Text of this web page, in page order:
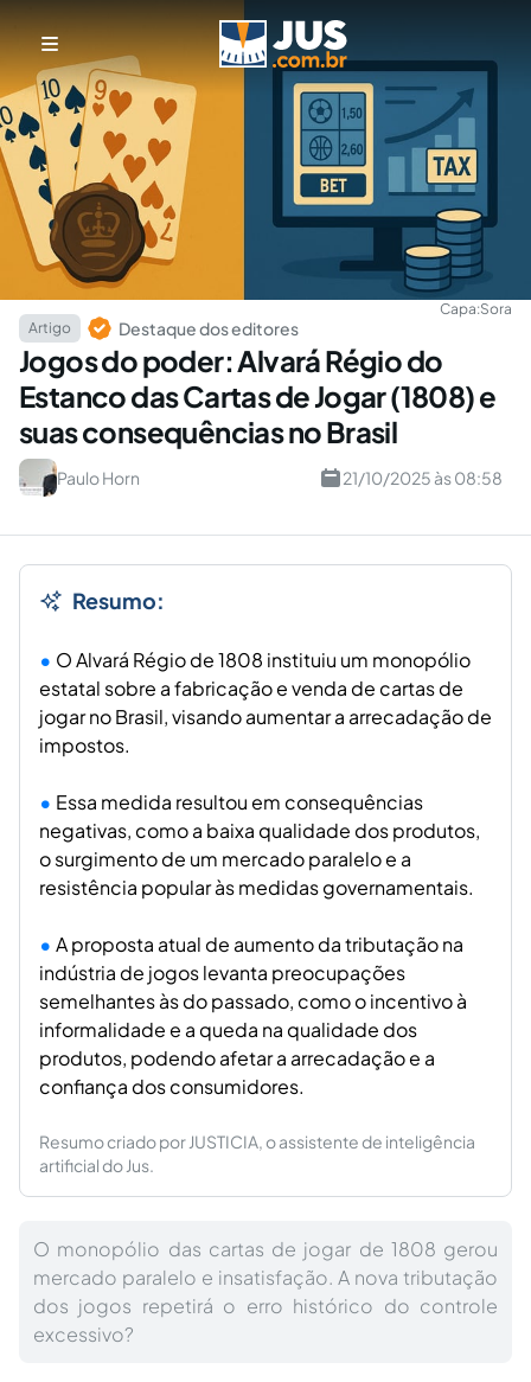
Capa:Sora
Artigo
Destaque dos editores
Jogos do poder: Alvará Régio do
Estanco das Cartas de Jogar (1808) e
suas consequências no Brasil
Paulo Horn 21/10/2025 às 08:58
Resumo:
O Alvará Régio de 1808 instituiu um monopólio
estatal sobre a fabricação e venda de cartas de
jogar no Brasil, visando aumentar a arrecadação de
impostos.
Essa medida resultou em consequências
negativas, como a baixa qualidade dos produtos,
o surgimento de um mercado paralelo e a
resistência popular às medidas governamentais.
A proposta atual de aumento da tributação na
indústria de jogos levanta preocupações
semelhantes às do passado, como o incentivo à
informalidade e a queda na qualidade dos
produtos, podendo afetar a arrecadação e a
confiança dos consumidores.
Resumo criado por JUSTICIA, o assistente de inteligência
artificial do Jus.
O monopólio das cartas de jogar de 1808 gerou
mercado paralelo e insatisfação. A nova tributação
dos jogos repetirá o erro histórico do controle
excessivo?